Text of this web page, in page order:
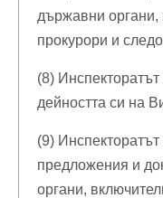
държавни органи,
прокурори и
(8)
дейността си на
(9)
предложения и
органи,